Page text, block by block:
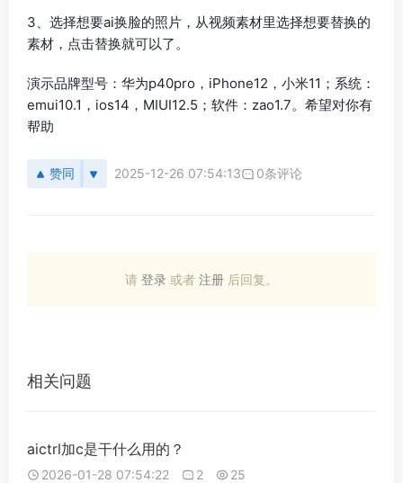
3、选择想要ai换脸的照片，从视频素材里选择想要替换的
素材，点击替换就可以了。
演示品牌型号：华为p40pro，iPhone12，小米11；系统：
emui10.1，ios14，MIUI12.5；软件：zao1.7。希望对你有
帮助
赞同 2025-12-26 07:54:13 0条评论
请 登录 或者 注册 后回复。
相关问题
aictrl加c是干什么用的？
2026-01-28 07:54:22 2 25